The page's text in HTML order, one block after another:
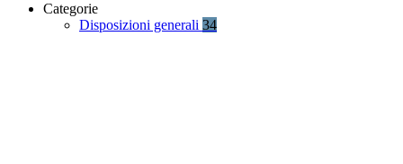
Categorie
Disposizioni generali 34